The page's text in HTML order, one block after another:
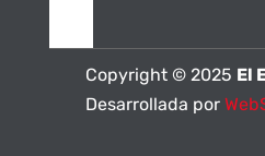
Copyright © 2025 El
Desarrollada por